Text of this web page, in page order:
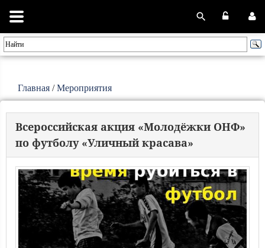
Главная /Мероприятия
Всероссийская акция «Молодёжки ОНФ»
по футболу «Уличный красава»